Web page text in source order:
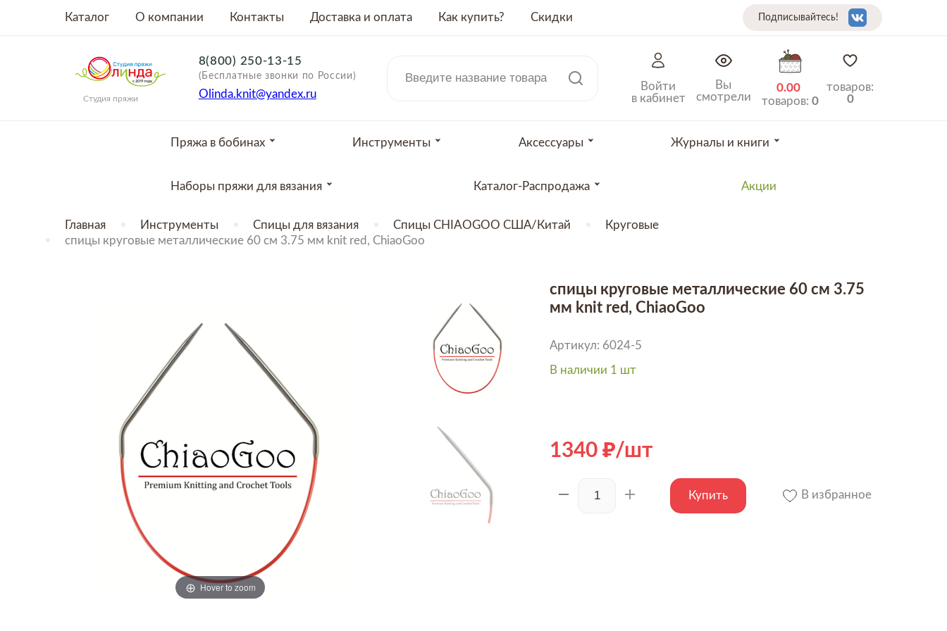
Каталог О компании Контакты Доставка и оплата Как купить? Скидки Подписывайтесь!
Студия пряжи
8(800) 250-13-15
(Бесплатные звонки по России)
Olinda.knit@yandex.ru
Войти
в кабинет
Вы
смотрели
0.00
товаров: 0
товаров:
0
Пряжа в бобинах Инструменты Аксессуары Журналы и книги
Наборы пряжи для вязания Каталог-Распродажа Акции
Главная Инструменты Спицы для вязания Спицы CHIAOGOO США/Китай
Круговые
спицы круговые металлические 60 см 3.75 мм knit red, ChiaoGoo
Hover to zoom
спицы круговые металлические 60 см 3.75
мм knit red, ChiaoGoo
Артикул: 6024-5
В наличии 1 шт
1340 /шт
Купить В избранное